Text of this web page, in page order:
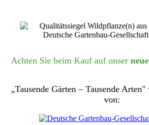
Achten Sie beim Kauf auf unser
„Tausende Gärten – Tausende
von: